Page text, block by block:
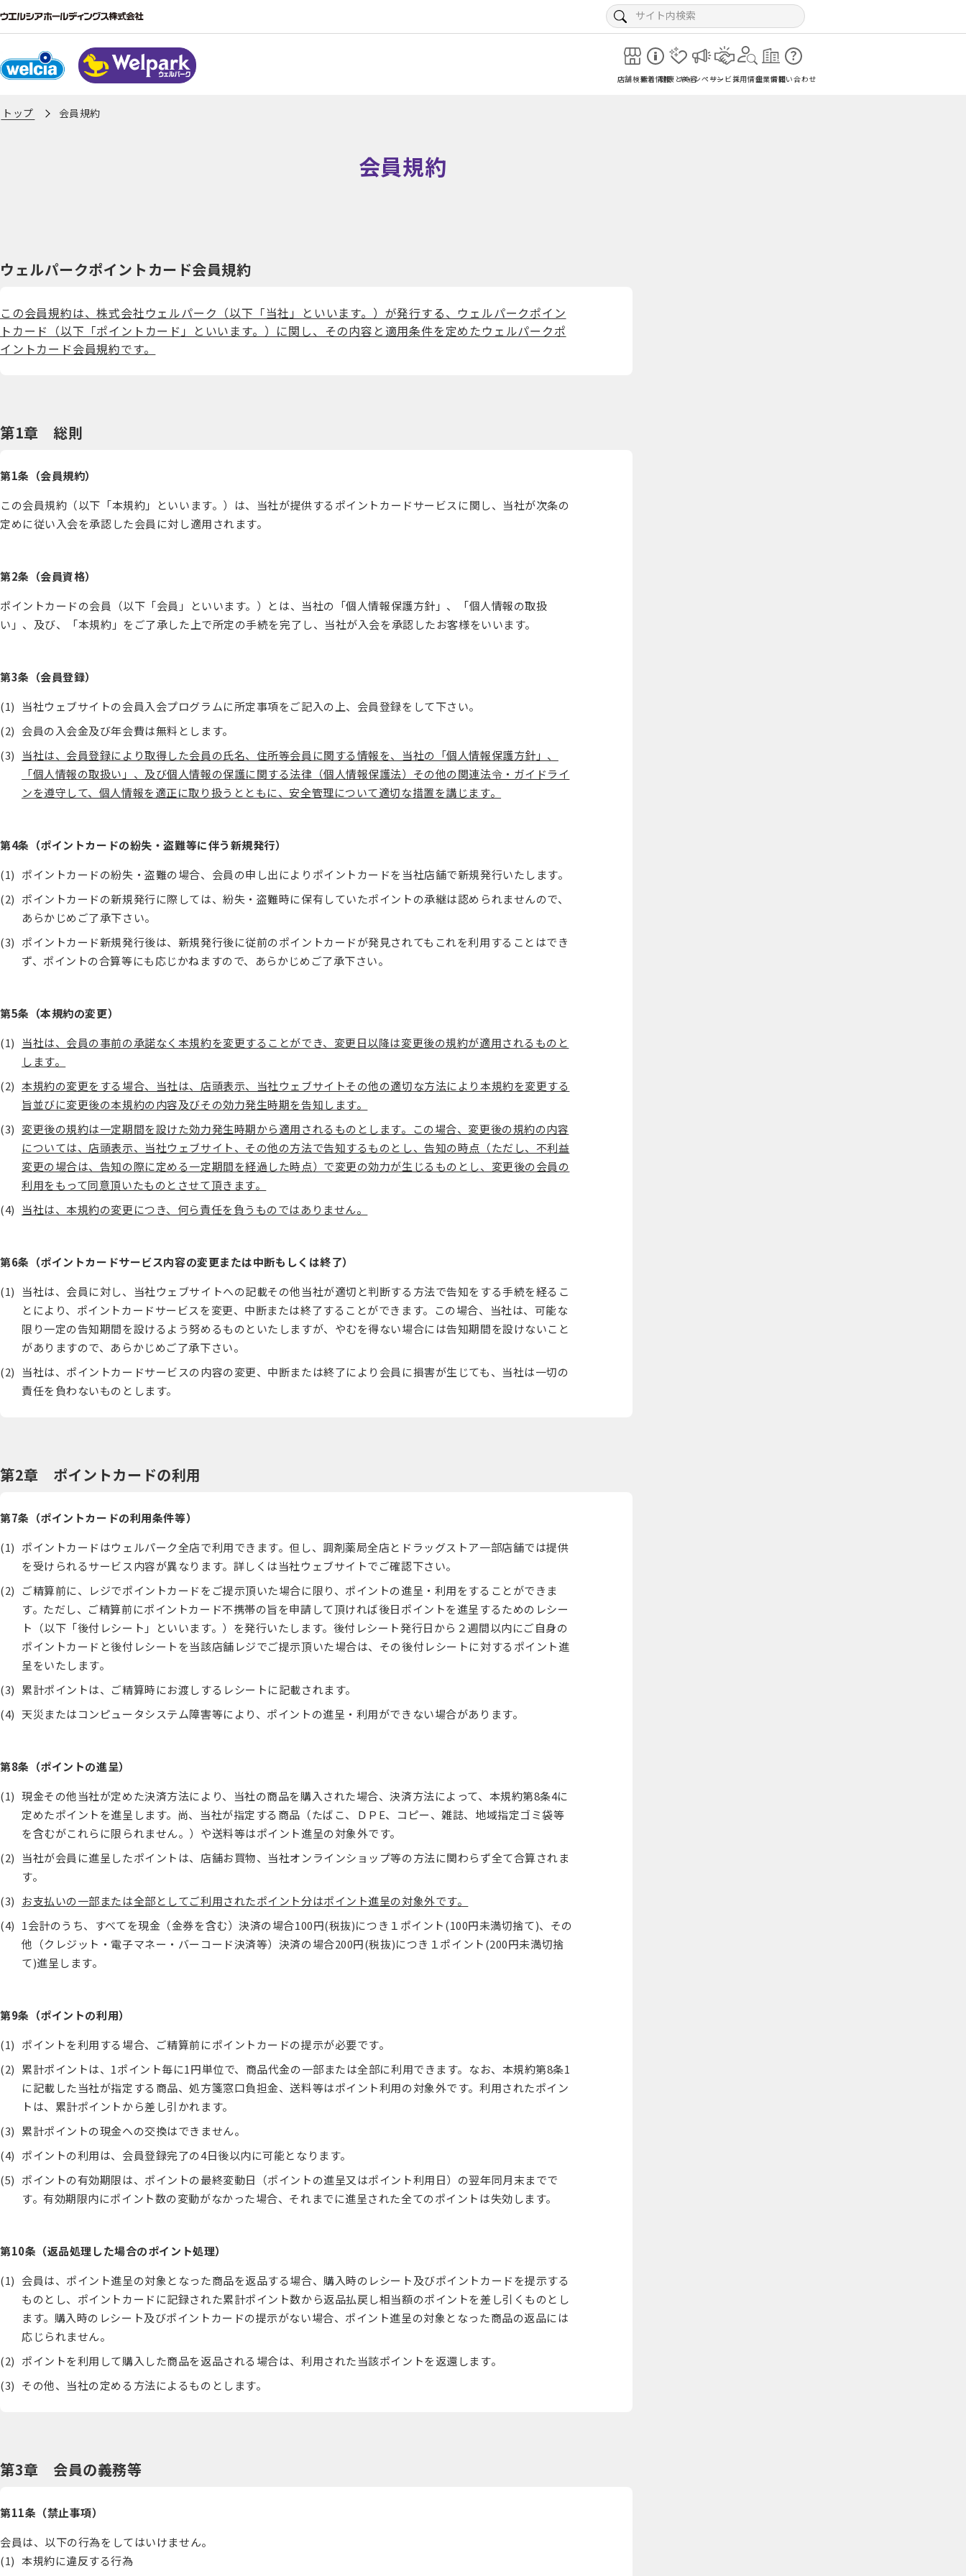
店舗検索新着情報健康と美容キャンペーンサービス採用情報企業情報お問い合わせ
トップ 会員規約
会員規約
ウェルパークポイントカード会員規約
この会員規約は、株式会社ウェルパーク（以下「当社」といいます。）が発行する、ウェルパークポイン
トカード（以下「ポイントカード」といいます。）に関し、その内容と適用条件を定めたウェルパークポ
イントカード会員規約です。
第1章 総則
第1条（会員規約）
この会員規約（以下「本規約」といいます。）は、当社が提供するポイントカードサービスに関し、当社が次条の
定めに従い入会を承認した会員に対し適用されます。
第2条（会員資格）
ポイントカードの会員（以下「会員」といいます。）とは、当社の「個人情報保護方針」、「個人情報の取扱
い」、及び、「本規約」をご了承した上で所定の手続を完了し、当社が入会を承認したお客様をいいます。
第3条（会員登録）
当社ウェブサイトの会員入会プログラムに所定事項をご記入の上、会員登録をして下さい。
会員の入会金及び年会費は無料とします。
当社は、会員登録により取得した会員の氏名、住所等会員に関する情報を、当社の「個人情報保護方針」、
「個人情報の取扱い」、及び個人情報の保護に関する法律（個人情報保護法）その他の関連法令・ガイドライ
ンを遵守して、個人情報を適正に取り扱うとともに、安全管理について適切な措置を講じます。
第4条（ポイントカードの紛失・盗難等に伴う新規発行）
ポイントカードの紛失・盗難の場合、会員の申し出によりポイントカードを当社店舗で新規発行いたします。
ポイントカードの新規発行に際しては、紛失・盗難時に保有していたポイントの承継は認められませんので、
あらかじめご了承下さい。
ポイントカード新規発行後は、新規発行後に従前のポイントカードが発見されてもこれを利用することはでき
ず、ポイントの合算等にも応じかねますので、あらかじめご了承下さい。
第5条（本規約の変更）
当社は、会員の事前の承諾なく本規約を変更することができ、変更日以降は変更後の規約が適用されるものと
します。
本規約の変更をする場合、当社は、店頭表示、当社ウェブサイトその他の適切な方法により本規約を変更する
旨並びに変更後の本規約の内容及びその効力発生時期を告知します。
変更後の規約は一定期間を設けた効力発生時期から適用されるものとします。この場合、変更後の規約の内容
については、店頭表示、当社ウェブサイト、その他の方法で告知するものとし、告知の時点（ただし、不利益
変更の場合は、告知の際に定める一定期間を経過した時点）で変更の効力が生じるものとし、変更後の会員の
利用をもって同意頂いたものとさせて頂きます。
当社は、本規約の変更につき、何ら責任を負うものではありません。
第6条（ポイントカードサービス内容の変更または中断もしくは終了）
当社は、会員に対し、当社ウェブサイトへの記載その他当社が適切と判断する方法で告知をする手続を経るこ
とにより、ポイントカードサービスを変更、中断または終了することができます。この場合、当社は、可能な
限り一定の告知期間を設けるよう努めるものといたしますが、やむを得ない場合には告知期間を設けないこと
がありますので、あらかじめご了承下さい。
当社は、ポイントカードサービスの内容の変更、中断または終了により会員に損害が生じても、当社は一切の
責任を負わないものとします。
第2章 ポイントカードの利用
第7条（ポイントカードの利用条件等）
ポイントカードはウェルパーク全店で利用できます。但し、調剤薬局全店とドラッグストア一部店舗では提供
を受けられるサービス内容が異なります。詳しくは当社ウェブサイトでご確認下さい。
ご精算前に、レジでポイントカードをご提示頂いた場合に限り、ポイントの進呈・利用をすることができま
す。ただし、ご精算前にポイントカード不携帯の旨を申請して頂ければ後日ポイントを進呈するためのレシー
ト（以下「後付レシート」といいます。）を発行いたします。後付レシート発行日から２週間以内にご自身の
ポイントカードと後付レシートを当該店舗レジでご提示頂いた場合は、その後付レシートに対するポイント進
呈をいたします。
累計ポイントは、ご精算時にお渡しするレシートに記載されます。
天災またはコンピュータシステム障害等により、ポイントの進呈・利用ができない場合があります。
第8条（ポイントの進呈）
現金その他当社が定めた決済方法により、当社の商品を購入された場合、決済方法によって、本規約第8条4に
定めたポイントを進呈します。尚、当社が指定する商品（たばこ、ＤＰE、コピー、雑誌、地域指定ゴミ袋等
を含むがこれらに限られません。）や送料等はポイント進呈の対象外です。
当社が会員に進呈したポイントは、店舗お買物、当社オンラインショップ等の方法に関わらず全て合算されま
す。
お支払いの一部または全部としてご利用されたポイント分はポイント進呈の対象外です。
1会計のうち、すべてを現金（金券を含む）決済の場合100円(税抜)につき１ポイント(100円未満切捨て)、その
他（クレジット・電子マネー・バーコード決済等）決済の場合200円(税抜)につき１ポイント(200円未満切捨
て)進呈します。
第9条（ポイントの利用）
ポイントを利用する場合、ご精算前にポイントカードの提示が必要です。
累計ポイントは、1ポイント毎に1円単位で、商品代金の一部または全部に利用できます。なお、本規約第8条1
に記載した当社が指定する商品、処方箋窓口負担金、送料等はポイント利用の対象外です。利用されたポイン
トは、累計ポイントから差し引かれます。
累計ポイントの現金への交換はできません。
ポイントの利用は、会員登録完了の4日後以内に可能となります。
ポイントの有効期限は、ポイントの最終変動日（ポイントの進呈又はポイント利用日）の翌年同月末までで
す。有効期限内にポイント数の変動がなかった場合、それまでに進呈された全てのポイントは失効します。
第10条（返品処理した場合のポイント処理）
会員は、ポイント進呈の対象となった商品を返品する場合、購入時のレシート及びポイントカードを提示する
ものとし、ポイントカードに記録された累計ポイント数から返品払戻し相当額のポイントを差し引くものとし
ます。購入時のレシート及びポイントカードの提示がない場合、ポイント進呈の対象となった商品の返品には
応じられません。
ポイントを利用して購入した商品を返品される場合は、利用された当該ポイントを返還します。
その他、当社の定める方法によるものとします。
第3章 会員の義務等
第11条（禁止事項）
会員は、以下の行為をしてはいけません。
本規約に違反する行為